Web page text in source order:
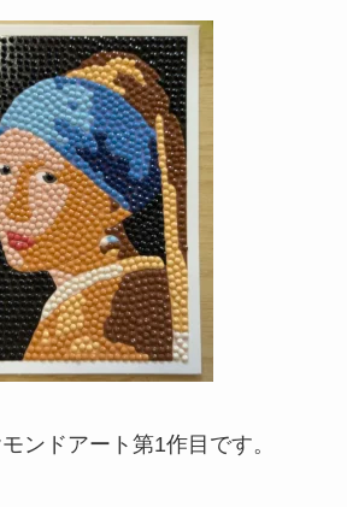
ンドアート第1作目です。